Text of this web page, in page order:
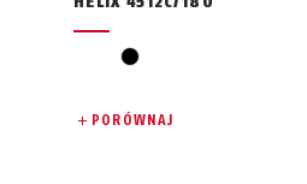
czarny
PORÓWNAJ